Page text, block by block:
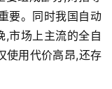
要。同时我国自动
,市场上主流的全自
使用代价高昂,还存